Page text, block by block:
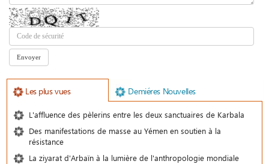
Les plus vues Demiéres Nouvelles
L'affluence des pèlerins entre les deux sanctuaires de Karbala
Des manifestations de masse au Yémen en soutien à la
résistance
La ziyarat d'Arbaïn à la lumière de l'anthropologie mondiale